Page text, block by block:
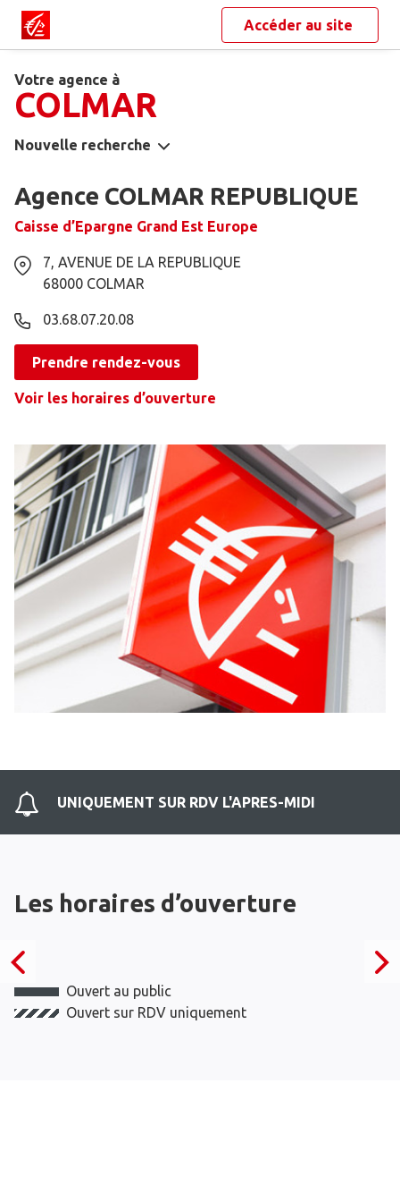
Accéder au site
Votre agence à
COLMAR
Nouvelle recherche
Agence COLMAR REPUBLIQUE
Caisse d’Epargne Grand Est Europe
7, AVENUE DE LA REPUBLIQUE
68000 COLMAR
03.68.07.20.08
Prendre rendez-vous
Voir les horaires d’ouverture
UNIQUEMENT SUR RDV L'APRES-MIDI
Les horaires d’ouverture
Ouvert au public
Ouvert sur RDV uniquement